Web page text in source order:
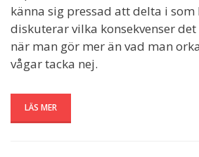
känna sig pressad att delta i som
diskuterar vilka konsekvenser
när man gör mer än vad man
vågar tacka nej.
LÄS MER